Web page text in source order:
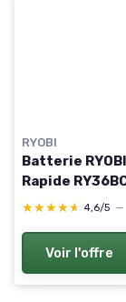
RYOBI
Batterie
Rapide
★★★★★
★★★★★ 4,6/5 —
Voir l'offre